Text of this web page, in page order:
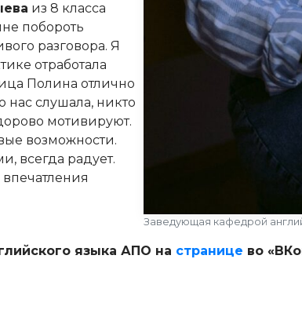
из 8 класса
побороть
разговора. Я
отработала
Полина отлично
нас слушала, никто
мотивируют.
возможности.
всегда радует.
Заведующая кафедрой
языка АПО на странице во